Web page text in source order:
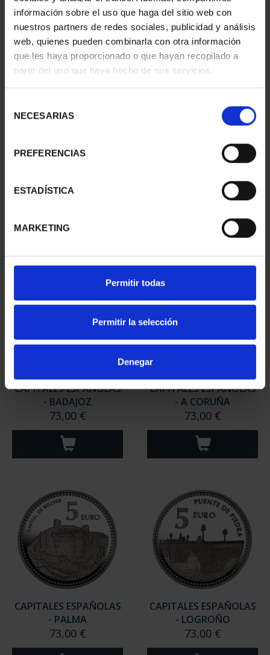
información sobre el uso que haga del sitio web con
nuestros partners de redes sociales, publicidad y análisis
web, quienes pueden combinarla con otra información
que les haya proporcionado o que hayan recopilado a
partir del uso que haya hecho de sus servicios.
NECESARIAS
PREFERENCIAS
ESTADÍSTICA
MARKETING
Permitir todas
Permitir la selección
Denegar
- PAMPLONA
73,00 €
- ALICANTE
CAPITALES ESPAÑOLAS
- BADAJOZ
73,00 €
CAPITALES ESPAÑOLAS
- A CORUÑA
73,00 €
CAPITALES ESPAÑOLAS
- PALMA
73,00 €
CAPITALES ESPAÑOLAS
- LOGROÑO
73,00 €